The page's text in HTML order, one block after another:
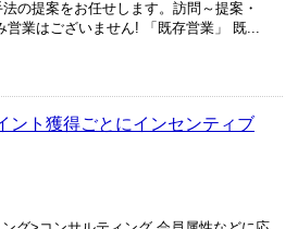
の提案をお任せします。訪問～提案・
業はございません! 「既存営業」 既...
ント獲得ごとにインセンティブ